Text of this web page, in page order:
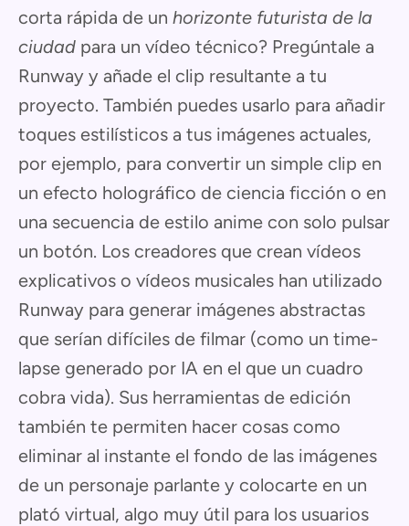
corta rápida de un horizonte futurista de la
ciudad para un vídeo técnico? Pregúntale a
Runway y añade el clip resultante a tu
proyecto. También puedes usarlo para añadir
toques estilísticos a tus imágenes actuales,
por ejemplo, para convertir un simple clip en
un efecto holográfico de ciencia ficción o en
una secuencia de estilo anime con solo pulsar
un botón. Los creadores que crean vídeos
explicativos o vídeos musicales han utilizado
Runway para generar imágenes abstractas
que serían difíciles de filmar (como un time-
lapse generado por IA en el que un cuadro
cobra vida). Sus herramientas de edición
también te permiten hacer cosas como
eliminar al instante el fondo de las imágenes
de un personaje parlante y colocarte en un
plató virtual, algo muy útil para los usuarios